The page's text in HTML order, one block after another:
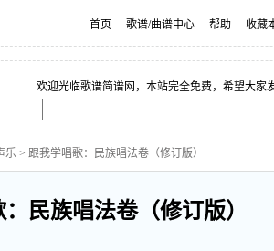
首页 - 歌谱/曲谱中心 - 帮助 - 收藏
欢迎光临歌谱简谱网，本站完全免费，希望大家
乐 > 跟我学唱歌：民族唱法卷（修订版）
民族唱法卷（修订版）